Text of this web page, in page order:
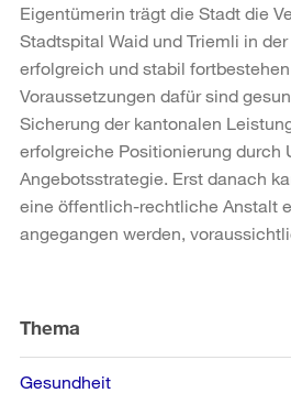
Eigentümerin trägt die Stadt die
Stadtspital Waid und Triemli in
erfolgreich und stabil
Voraussetzungen dafür sind
Sicherung der kantonalen
erfolgreiche Positionierung durch
Angebotsstrategie. Erst danach
eine öffentlich-rechtliche Anstalt
angegangen werden,
Informationen
Thema
Gesundheit